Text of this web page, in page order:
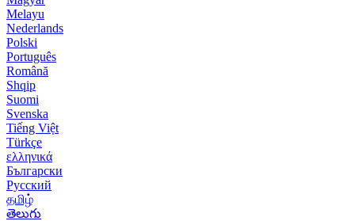
Melayu
Nederlands
Polski
Português
Română
Shqip
Suomi
Svenska
Tiếng Việt
Türkçe
ελληνικά
Български
Русский
தமிழ்
తెలుగు